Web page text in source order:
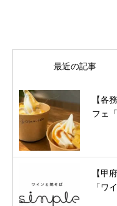
最近の記事
【各
フェ
【甲
「ワ